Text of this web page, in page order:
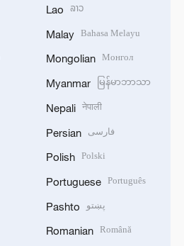
Lao ລາວ
Malay Bahasa Melayu
Mongolian Монгол
Myanmar မြန်မာဘာသာ
Nepali नेपाली
Persian فارسی
Polish Polski
Portuguese Português
Pashto پښتو
Romanian Română